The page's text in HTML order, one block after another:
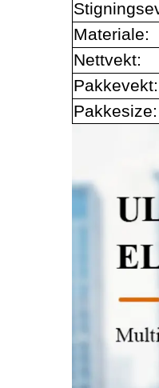
Materiale:
Nettvekt:
Pakkevekt:
Pakkesize: